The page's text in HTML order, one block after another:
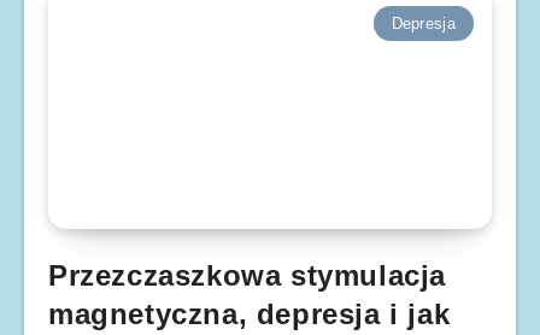
Depresja
Przezczaszkowa stymulacja
magnetyczna, depresja i jak